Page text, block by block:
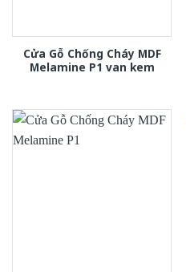
Cửa Gỗ Chống Cháy MDF
Melamine P1 van kem